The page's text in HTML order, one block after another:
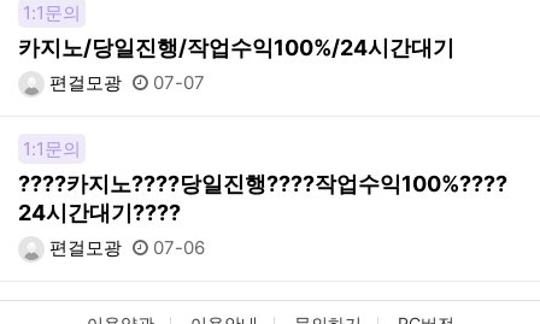
1:1문의
카지노/당일진행/작업수익100%/24시간대기
편걸모광 07-07
1:1문의
????카지노????당일진행????작업수익100%????
24시간대기????
편걸모광 07-06